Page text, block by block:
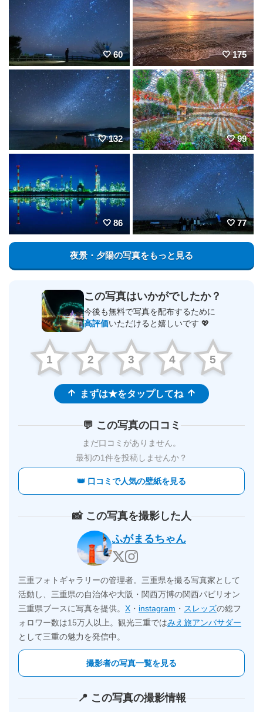
60 175
132 99
86 77
夜景・夕陽の写真をもっと見る
この写真はいかがでしたか？
今後も無料で写真を配布するために
高評価いただけると嬉しいです 💖
1 2 3 4 5
まずは★をタップしてね
💬 この写真の口コミ
まだ口コミがありません。
最初の1件を投稿しませんか？
👑 口コミで人気の壁紙を見る
📸 この写真を撮影した人
ふがまるちゃん
三重フォトギャラリーの管理者。三重県を撮る写真家として
活動し、三重県の自治体や大阪・関西万博の関西パビリオン
三重県ブースに写真を提供。 X ・ instagram ・ スレッズの総フ
ォロワー数は15万人以上。観光三重ではみえ旅アンバサダー
として三重の魅力を発信中。
撮影者の写真一覧を見る
📍 この写真の撮影情報